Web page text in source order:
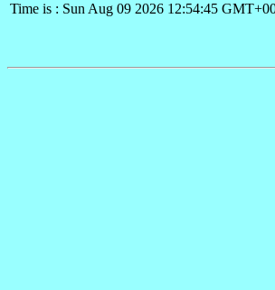
Time is : Sun Aug 09 2026 12:54:45